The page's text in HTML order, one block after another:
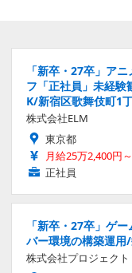
「新卒・27卒」ア
フ「正社員」未経
K/新宿区歌舞伎町1
株式会社ELM
東京都
月給25万2,400円
正社員
「新卒・27卒」ゲ
バー環境の構築運用
株式会社プロジェク